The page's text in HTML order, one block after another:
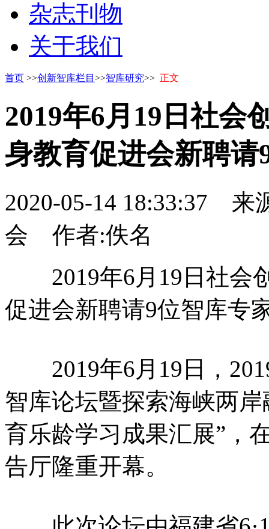
杂志刊物
关于我们
首页 >>创新智库栏目 >>智库研究>> 正文
2019年6月19日社会
身教育促进会新聘请
2020-05-14 18:33:37
来
会
作者:佚名
2019年6月19日社会
促进会新聘请9位智库专
2019年6月19日，
智库论坛暨探索海峡两
育乐龄学习成果汇展”，
告厅隆重开幕。